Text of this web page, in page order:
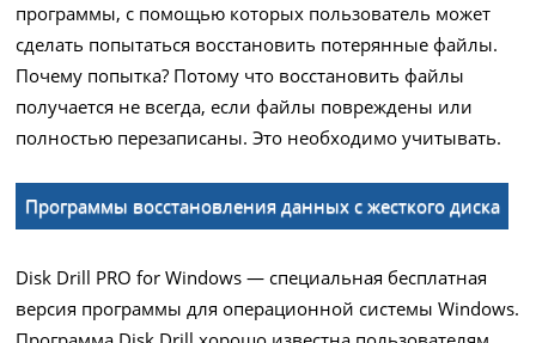
программы, с помощью которых пользователь может
сделать попытаться восстановить потерянные файлы.
Почему попытка? Потому что восстановить файлы
получается не всегда, если файлы повреждены или
полностью перезаписаны. Это необходимо учитывать.
Программы восстановления данных с жесткого диска
Disk Drill PRO for Windows — специальная бесплатная
версия программы для операционной системы Windows.